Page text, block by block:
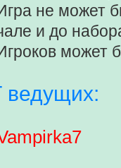
не может
и до
может
ведущих: